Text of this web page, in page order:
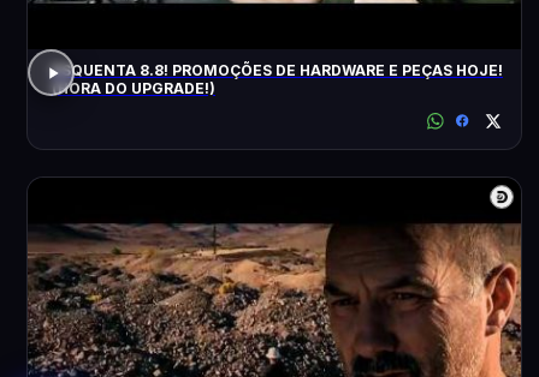
ESQUENTA 8.8! PROMOÇÕES DE HARDWARE E PEÇAS HOJE!
(HORA DO UPGRADE!)